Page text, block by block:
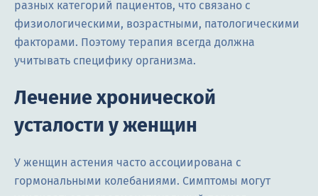
разных категорий пациентов, что связано с
физиологическими, возрастными, патологическими
факторами. Поэтому терапия всегда должна
учитывать специфику организма.
Лечение хронической
усталости у женщин
У женщин астения часто ассоциирована с
гормональными колебаниями. Симптомы могут